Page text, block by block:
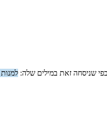
שניסחה זאת במילים שלה: